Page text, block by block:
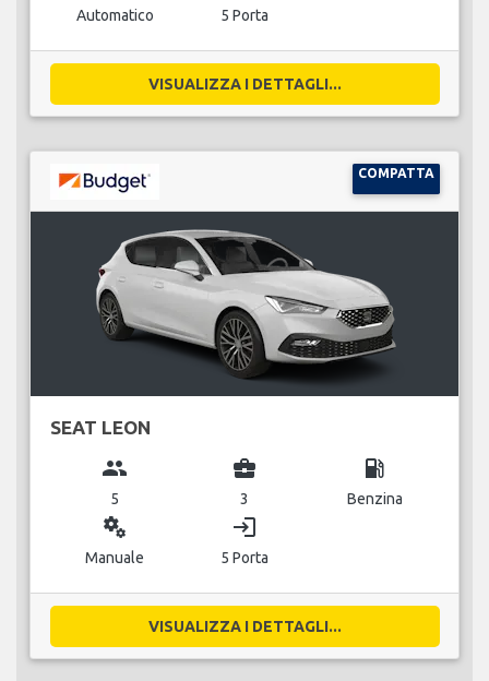
Automatico 5 Porta
VISUALIZZA I DETTAGLI...
COMPATTA
SEAT LEON
group
5
business_center
3
local_gas_station
Benzina
miscellaneous_services
Manuale
login
5 Porta
VISUALIZZA I DETTAGLI...